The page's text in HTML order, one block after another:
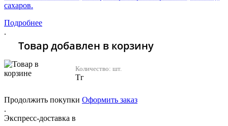
сахаров.
Подробнее
.
Товар добавлен в корзину
Количество: шт.
Тг
Продолжить покупки Оформить заказ
.
Экспресс-доставка в